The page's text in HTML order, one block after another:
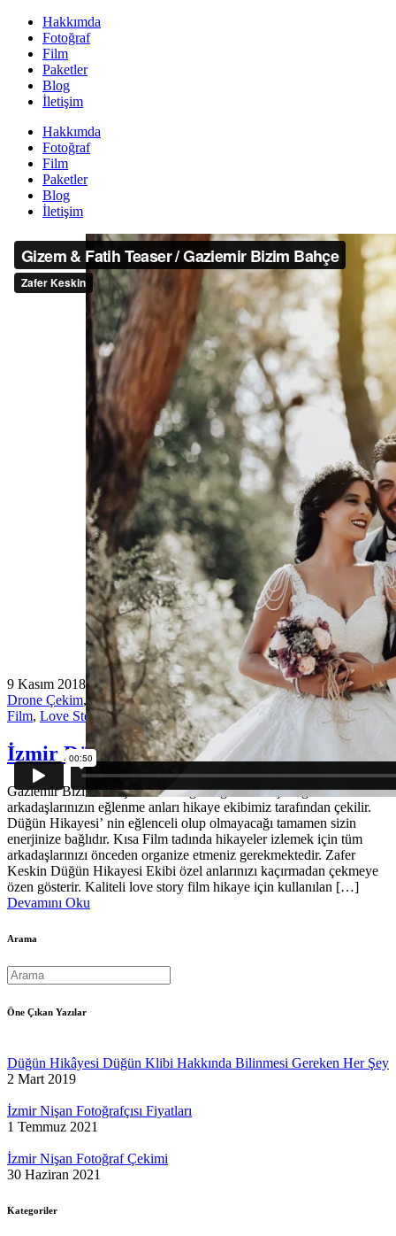
Hakkımda
Fotoğraf
Film
Paketler
Blog
İletişim
Hakkımda
Fotoğraf
Film
Paketler
Blog
İletişim
9 Kasım 2018
Drone Çekim,Instagram Filmi,İzmir Düğün Fotoğrafçısı,Kısa
Film, Love Story
İzmir Düğün Fotoğrafçısı
Gaziemir Bizim Bahçe Evleneceğiniz günün akışına göre siz ve
arkadaşlarınızın eğlenme anları hikaye ekibimiz tarafından çekilir.
Düğün Hikayesi’ nin eğlenceli olup olmayacağı tamamen sizin
enerjinize bağlıdır. Kısa Film tadında hikayeler izlemek için tüm
arkadaşlarınızı önceden organize etmeniz gerekmektedir. Zafer
Keskin Düğün Hikayesi Ekibi özel anlarınızı kaçırmadan çekmeye
özen gösterir. Kaliteli love story film hikaye için kullanılan […]
Devamını Oku
Arama
Öne Çıkan Yazılar
Düğün Hikâyesi Düğün Klibi Hakkında Bilinmesi Gereken Her Şey
2 Mart 2019
İzmir Nişan Fotoğrafçısı Fiyatları
1 Temmuz 2021
İzmir Nişan Fotoğraf Çekimi
30 Haziran 2021
Kategoriler